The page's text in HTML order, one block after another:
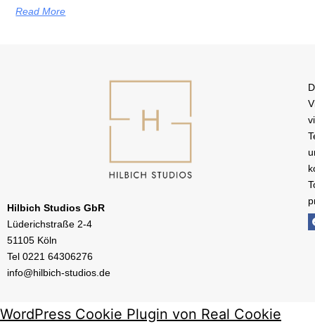
Read More
Hilbich Studios GbR
Lüderichstraße 2-4
51105 Köln
Tel 0221 64306276
info@hilbich-studios.de
WordPress Cookie Plugin von Real Cookie